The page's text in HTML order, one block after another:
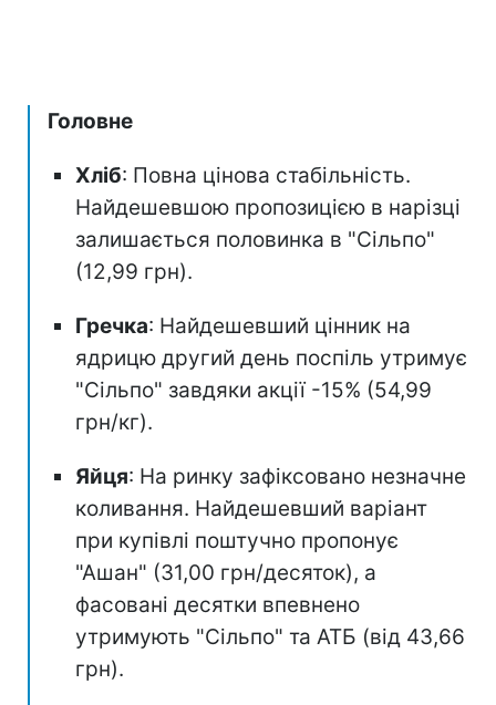
Головне
Хліб: Повна цінова стабільність.
Найдешевшою пропозицією в нарізці
залишається половинка в "Сільпо"
(12,99 грн).
Гречка: Найдешевший цінник на
ядрицю другий день поспіль утримує
"Сільпо" завдяки акції -15% (54,99
грн/кг).
Яйця: На ринку зафіксовано незначне
коливання. Найдешевший варіант
при купівлі поштучно пропонує
"Ашан" (31,00 грн/десяток), а
фасовані десятки впевнено
утримують "Сільпо" та АТБ (від 43,66
грн).